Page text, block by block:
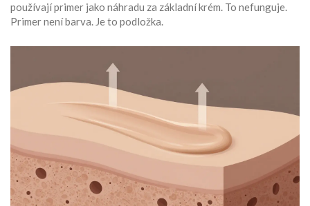
používají primer jako náhradu za základní krém. To nefunguje.
Primer není barva. Je to podložka.